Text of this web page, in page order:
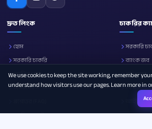
দ্রুত লিংক
হোম
সরকারি চাকরি
নোটিশ বোর্ড
আমাদের সম্পর্কে
ক্যারিয়ার গাইড
চাকরির
সরকারি
ব্যাংক জব
প্রতিরক্ষা
শিক্ষা
আইসিটি
We use cookies to keep the site working, remember
understand how visitors use our pages. Learn more in